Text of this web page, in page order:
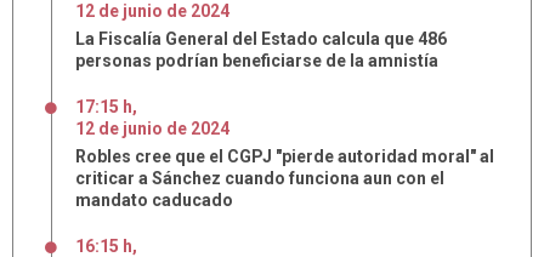
12 de junio de 2024
La Fiscalía General del Estado calcula que 486
personas podrían beneficiarse de la amnistía
17:15 h,
12 de junio de 2024
Robles cree que el CGPJ "pierde autoridad moral" al
criticar a Sánchez cuando funciona aun con el
mandato caducado
16:15 h,